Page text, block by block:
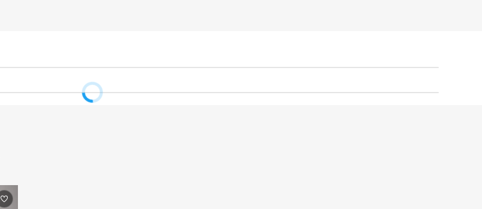
Sim. Ele é ideal para composições com casacos,
quanto como base para looks de inverno.